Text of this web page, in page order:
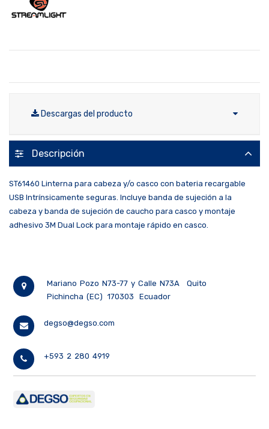
Descargas del producto
Descripción
ST61460 Linterna para cabeza y/o casco con bateria recargable
USB Intrínsicamente seguras. Incluye banda de sujeción a la
cabeza y banda de sujeción de caucho para casco y montaje
adhesivo 3M Dual Lock para montaje rápido en casco.
Mariano Pozo N73-77 y Calle N73A
Quito
Pichincha (EC)
170303 Ecuador
degso@degso.com
+593 2 280 4919